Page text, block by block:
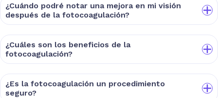
¿Cuándo podré notar una mejora en mi visión
después de la fotocoagulación?
¿Cuáles son los beneficios de la
fotocoagulación?
¿Es la fotocoagulación un procedimiento
seguro?